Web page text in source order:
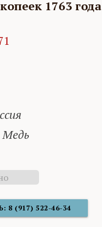
1763 года
Медь
8 (917) 522-46-34